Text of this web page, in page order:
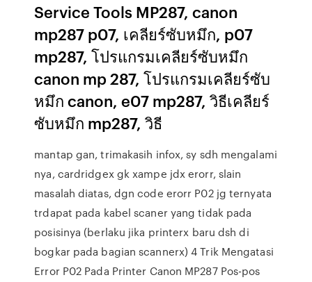
Service Tools MP287, canon
mp287 p07, เคลียร์ซับหมึก, p07
mp287, โปรแกรมเคลียร์ซับหมึก
canon mp 287, โปรแกรมเคลียร์ซับ
หมึก canon, e07 mp287, วิธีเคลียร์
ซับหมึก mp287, วิธี
mantap gan, trimakasih infox, sy sdh mengalami
nya, cardridgex gk xampe jdx erorr, slain
masalah diatas, dgn code erorr P02 jg ternyata
trdapat pada kabel scaner yang tidak pada
posisinya (berlaku jika printerx baru dsh di
bogkar pada bagian scannerx) 4 Trik Mengatasi
Error P02 Pada Printer Canon MP287 Pos-pos